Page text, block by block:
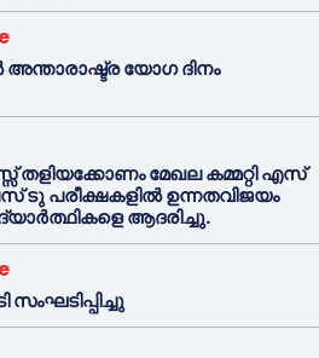
അന്താരാഷ്ട്ര യോഗ ദിനം
മേഖല കമ്മറ്റി എസ്
പരീക്ഷകളിൽ ഉന്നതവിജയം
ആദരിച്ചു.
സംഘടിപ്പിച്ചു